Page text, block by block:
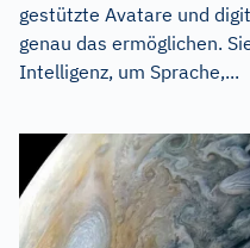
gestützte Avatare und
genau das ermöglichen.
Intelligenz, um Sprache,...